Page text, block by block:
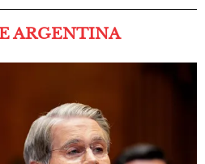
ARGENTINA